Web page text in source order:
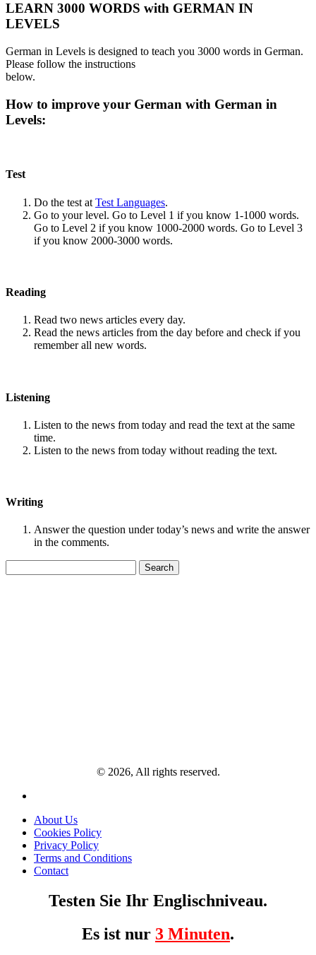
LEARN 3000 WORDS with GERMAN IN
LEVELS
German in Levels is designed to teach you 3000 words in German.
Please follow the instructions
below.
How to improve your German with German in
Levels:
Test
Do the test at Test Languages.
Go to your level. Go to Level 1 if you know 1-1000 words.
Go to Level 2 if you know 1000-2000 words. Go to Level 3
if you know 2000-3000 words.
Reading
Read two news articles every day.
Read the news articles from the day before and check if you
remember all new words.
Listening
Listen to the news from today and read the text at the same
time.
Listen to the news from today without reading the text.
Writing
Answer the question under today’s news and write the answer
in the comments.
for:
© 2026, All rights reserved.
About Us
Cookies Policy
Privacy Policy
Terms and Conditions
Contact
Testen Sie Ihr Englischniveau.
Es ist nur 3 Minuten.